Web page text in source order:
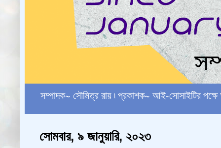
সম্পাদক~ সৌমিত্র রায় ৷ প্রকাশক~ আই-সোসাইটির
সোমবার, ৯ জানুয়ারি, ২০২৩